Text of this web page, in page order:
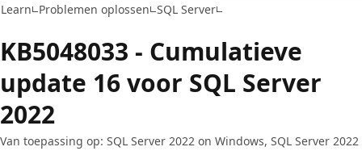
Learn Problemen oplossen SQL Server
KB5048033 - Cumulatieve
update 16 voor SQL Server
2022
Van toepassing op: SQL Server 2022 on Windows, SQL Server 2022